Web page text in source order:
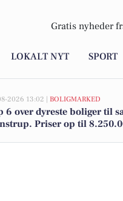
Gratis nyheder
LOKALT NYT SPORT
2026 13:02 | BOLIGMARKED
6 over dyreste boliger til
Priser op til